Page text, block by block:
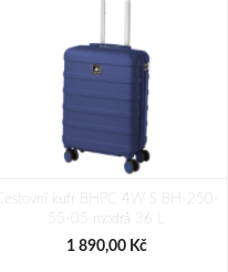
Cestovní kufr BHPC 4W S BH-250-
55-05 modrá 36 L
1 890,00 Kč